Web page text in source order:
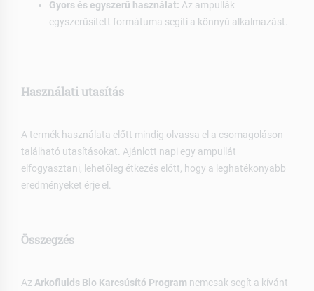
Gyors és egyszerű használat: Az ampullák
egyszerűsített formátuma segíti a könnyű alkalmazást.
Használati utasítás
A termék használata előtt mindig olvassa el a csomagoláson
található utasításokat. Ajánlott napi egy ampullát
elfogyasztani, lehetőleg étkezés előtt, hogy a leghatékonyabb
eredményeket érje el.
Összegzés
Az Arkofluids Bio Karcsúsító Program nemcsak segít a kívánt